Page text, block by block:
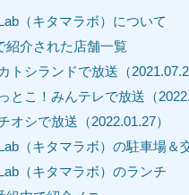
（キタマラボ）について
紹介された店舗一覧
トシランドで放送（
とこ！みんテレで放送（
オシで放送（2022.01.27）
（キタマラボ）の駐車場＆
（キタマラボ）のランチ